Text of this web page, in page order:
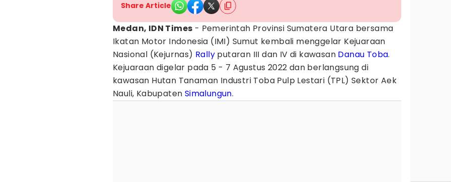
Share Article
Medan, IDN Times - Pemerintah Provinsi Sumatera Utara bersama
Ikatan Motor Indonesia (IMI) Sumut kembali menggelar Kejuaraan
Nasional (Kejurnas) Rally putaran III dan IV di kawasan Danau Toba.
Kejuaraan digelar pada 5 - 7 Agustus 2022 dan berlangsung di
kawasan Hutan Tanaman Industri Toba Pulp Lestari (TPL) Sektor Aek
Nauli, Kabupaten Simalungun.